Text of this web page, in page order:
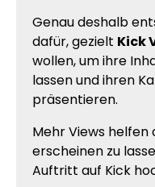
Genau deshalb
dafür, gezielt Kick
wollen, um ihre
lassen und ihren
präsentieren.
Mehr Views helfen
erscheinen zu
Auftritt auf Kick